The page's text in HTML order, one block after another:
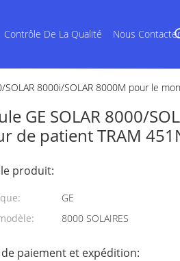
Contrôle De La Qualité Nous Contacter
SOLAR 8000i/SOLAR 8000M pour le
GE SOLAR 8000/
de patient TRAM
produit:
GE
8000 SOLAIRES
paiement et expédition: